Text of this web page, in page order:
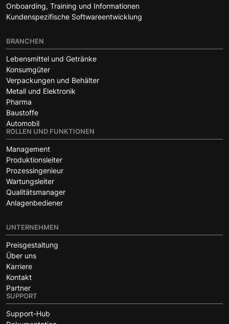
Onboarding, Training und Informationen
Kundenspezifische Softwareentwicklung
BRANCHEN
Lebensmittel und Getränke
Konsumgüter
Verpackungen und Behälter
Metall und Elektronik
Pharma
Baustoffe
Automobil
ROLLEN UND FUNKTIONEN
Management
Produktionsleiter
Prozessingenieur
Wartungsleiter
Qualitätsmanager
Anlagenbediener
UNTERNEHMEN
Preisgestaltung
Über uns
Karriere
Kontakt
Partner
SUPPORT
Support-Hub